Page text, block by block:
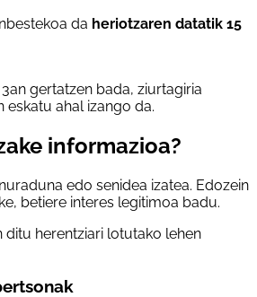
da heriotzaren datatik 15
gertatzen bada, ziurtagiria
eskatu ahal izango da.
informazioa?
edo senidea izatea. Edozein
betiere interes legitimoa badu.
ditu herentziari lotutako lehen